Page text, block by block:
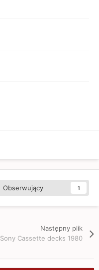
Obserwujący 1
Następny plik
Sony Cassette decks 1980